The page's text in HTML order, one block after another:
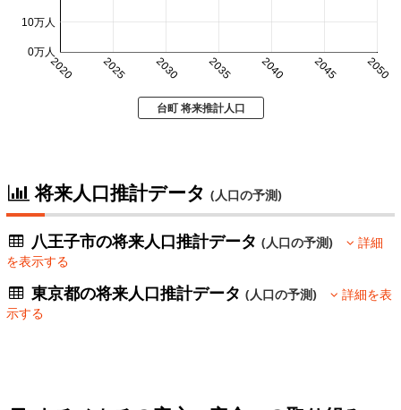
2020 2025 2030 2035 2040 2045 2050
0万人
10万人
台町 将来推計人口
将来人口推計データ (人口の予測)
八王子市の将来人口推計データ(人口の予測)
詳細
を表示する
東京都の将来人口推計データ(人口の予測)
詳細を表
示する